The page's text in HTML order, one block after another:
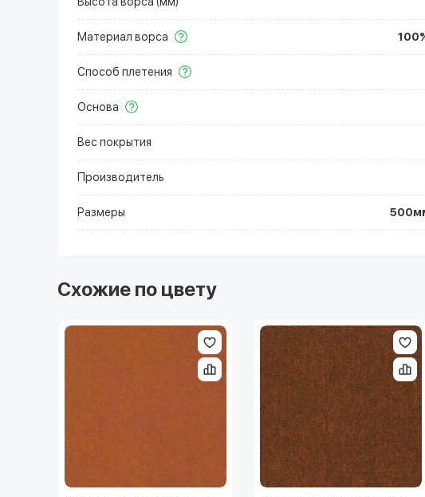
Материал ворса
Способ плетения
Основа
Вес покрытия
Производитель
Размеры
Схожие по цвету